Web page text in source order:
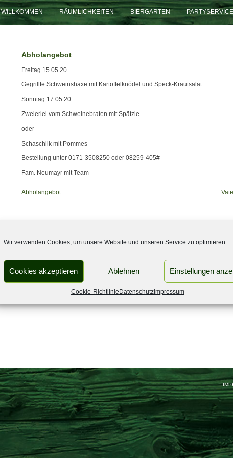
Wir verwenden Cookies, um unsere Website und unseren Service zu optimieren.
Cookies akzeptieren Ablehnen Einstellungen
Cookie-Richtlinie DatenschutzImpressum
WILLKOMMEN RÄUMLICHKEITEN BIERGARTEN PARTYSERVICE
Abholangebot
Freitag 15.05.20
Gegrillte Schweinshaxe mit Kartoffelknödel und Speck-Krautsalat
Sonntag 17.05.20
Zweierlei vom Schweinebraten mit Spätzle
oder
Schaschlik mit Pommes
Bestellung unter 0171-3508250 oder 08259-405#
Fam. Neumayr mit Team
Beitragsnavigation
Abholangebot